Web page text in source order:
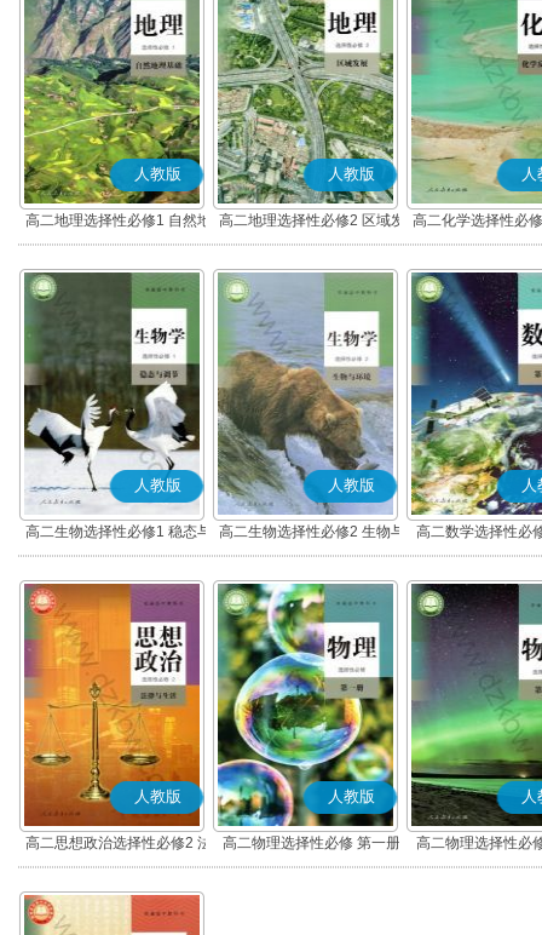
人教版
高二地理选择性必修1 自然地
理基础
人教版
高二地理选择性必修2 区域发
展
人
高二化学选择性必
应原理
人教版
高二生物选择性必修1 稳态与
调节
人教版
高二生物选择性必修2 生物与
环境
人
高二数学选择性必
(A版)
人教版
高二思想政治选择性必修2 法
律与生活(部编版)
人教版
高二物理选择性必修 第一册
人
高二物理选择性必